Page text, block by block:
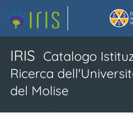
IRIS Catalogo
Ricerca
del Molise